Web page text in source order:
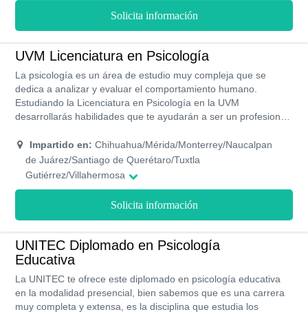
Solicita información
UVM Licenciatura en Psicología
La psicología es un área de estudio muy compleja que se
dedica a analizar y evaluar el comportamiento humano.
Estudiando la Licenciatura en Psicología en la UVM
desarrollarás habilidades que te ayudarán a ser un profesional
carrera con un plan de estudio semestral compuesto de 59
asignaturas, se imparte de forma presencial y tiene una
duración de 4 años y medio.
Impartido en: Chihuahua/Mérida/Monterrey/Naucalpan
de Juárez/Santiago de Querétaro/Tuxtla
Gutiérrez/Villahermosa
Solicita información
UNITEC Diplomado en Psicología
Educativa
La UNITEC te ofrece este diplomado en psicología educativa
en la modalidad presencial, bien sabemos que es una carrera
muy completa y extensa, es la disciplina que estudia los